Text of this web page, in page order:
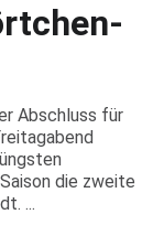
Abschluss für
die zweite
...